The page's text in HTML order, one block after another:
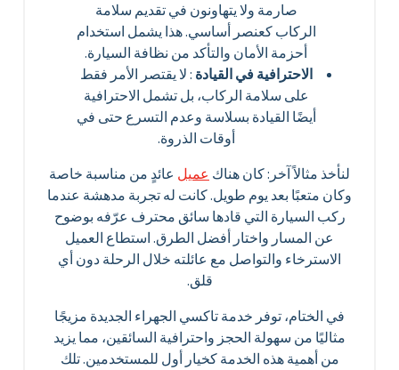
صارمة ولا يتهاونون في تقديم سلامة
الركاب كعنصر أساسي. هذا يشمل استخدام
أحزمة الأمان والتأكد من نظافة السيارة.
الاحترافية في القيادة: لا يقتصر الأمر فقط
على سلامة الركاب، بل تشمل الاحترافية
أيضًا القيادة بسلاسة وعدم التسرع حتى في
أوقات الذروة.
لنأخذ مثالاً آخر: كان هناكعميل عائدٍ من مناسبة خاصة
وكان متعبًا بعد يوم طويل. كانت له تجربة مدهشة عندما
ركب السيارة التي قادها سائق محترف عرّفه بوضوح
عن المسار واختار أفضل الطرق. استطاع العميل
الاسترخاء والتواصل مع عائلته خلال الرحلة دون أي
قلق.
في الختام، توفر خدمة تاكسي الجهراء الجديدة مزيجًا
مثاليًا من سهولة الحجز واحترافية السائقين، مما يزيد
من أهمية هذه الخدمة كخيار أول للمستخدمين. تلك